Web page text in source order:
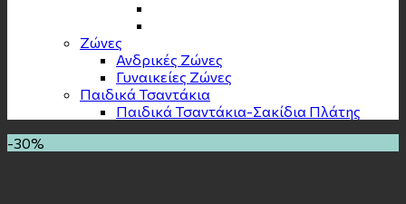
Zώνες
Ανδρικές Ζώνες
Γυναικείες Ζώνες
Παιδικά Τσαντάκια
Παιδικά Τσαντάκια-Σακίδια Πλάτης
-30%